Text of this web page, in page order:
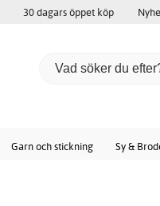
30 dagars öppet köp
Garn och stickning Sy &